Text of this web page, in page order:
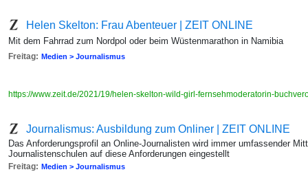
Helen Skelton: Frau Abenteuer | ZEIT ONLINE
Mit dem Fahrrad zum Nordpol oder beim Wüstenmarathon in Namibia
Freitag: Medien > Journalismus
https://www.zeit.de/2021/19/helen-skelton-wild-girl-fernsehmoderatorin-
Journalismus: Ausbildung zum Onliner | ZEIT ONLINE
Das Anforderungsprofil an Online-Journalisten wird immer umfassender
Journalistenschulen auf diese Anforderungen eingestellt
Freitag: Medien > Journalismus